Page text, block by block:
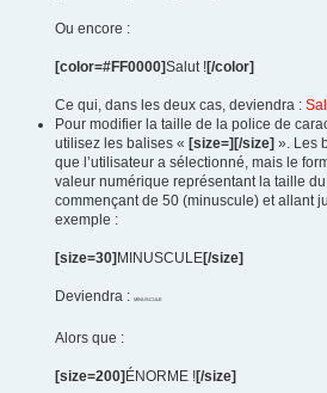
Ou encore :
[color=#FF0000]Salut ![/color]
Ce qui, dans les deux cas, deviendra :
Pour modifier la taille de la police de
utilisez les balises « [size=][/size] ». Les
que l’utilisateur a sélectionné, mais le
valeur numérique représentant la taille
commençant de 50 (minuscule) et allant
exemple :
[size=30] MINUSCULE[/size]
Deviendra : MINUSCULE
Alors que :
[size=200] ÉNORME ![/size]